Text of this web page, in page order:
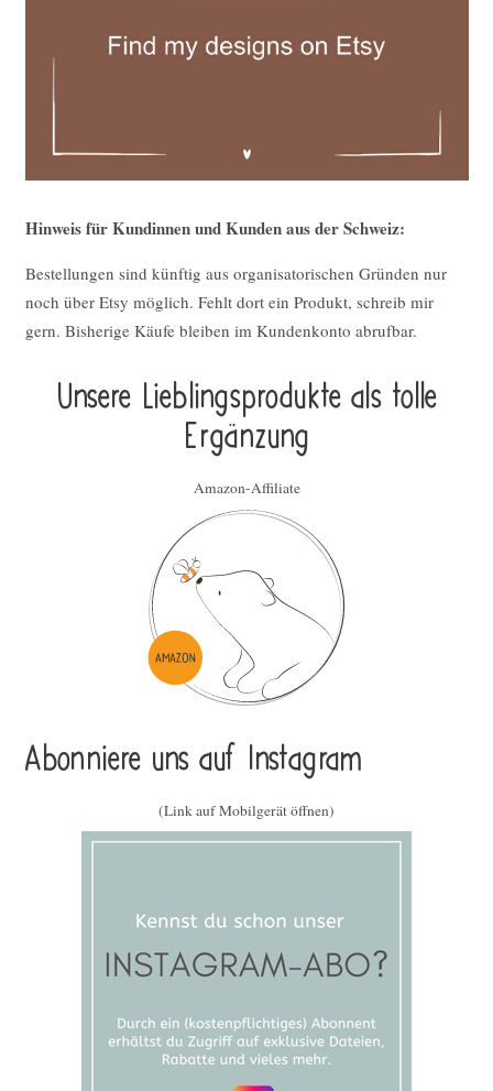
Hinweis für Kundinnen und Kunden aus der Schweiz:
Bestellungen sind künftig aus organisatorischen Gründen nur
noch über Etsy möglich. Fehlt dort ein Produkt, schreib mir
gern. Bisherige Käufe bleiben im Kundenkonto abrufbar.
Unsere Lieblings­pro­duk­te als tolle
Ergän­zung
Amazon-Affiliate
Abonniere uns auf Instagram
(Link auf Mobilgerät öffnen)